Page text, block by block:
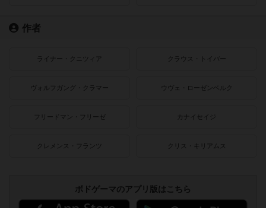
作者
ライナー・クニツィア クラウス・トイバー
ヴォルフガング・クラマー ウヴェ・ローゼンベルク
フリードマン・フリーゼ カナイセイジ
クレメンス・フランツ クリス・キリアムス
ボドゲーマのアプリ版はこちら